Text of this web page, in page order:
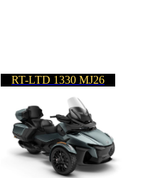
RT-LTD 1330 MJ26